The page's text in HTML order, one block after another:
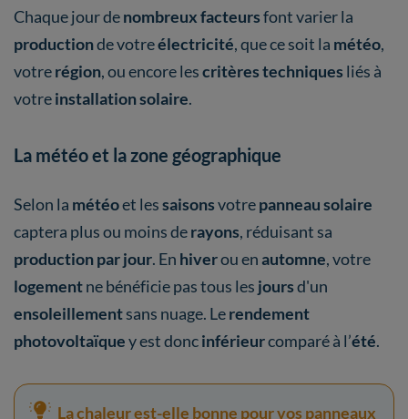
Chaque jour denombreux facteursfont varier la
productionde votreélectricité, que ce soit la météo,
votrerégion, ou encore lescritères techniques liés à
votreinstallation solaire.
La météo et la zone géographique
Selon la météoet lessaisonsvotrepanneau solaire
captera plus ou moins derayons, réduisant sa
production par jour. En hiverou enautomne, votre
logementne bénéficie pas tous les joursd'un
ensoleillementsans nuage. Lerendement
photovoltaïquey est doncinférieurcomparé à l’été.
La chaleur est-elle bonne pour vos panneaux